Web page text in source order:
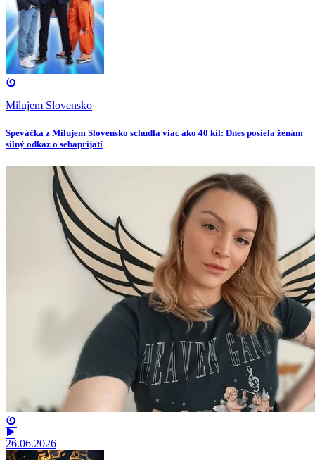
Milujem Slovensko
Speváčka z Milujem Slovensko schudla viac ako 40 kíl: Dnes posiela ženám
silný odkaz o sebaprijatí
26.06.2026